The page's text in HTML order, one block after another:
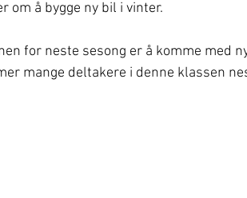
om å bygge ny bil i vinter.
for neste sesong er å komme med
mange deltakere i denne klassen